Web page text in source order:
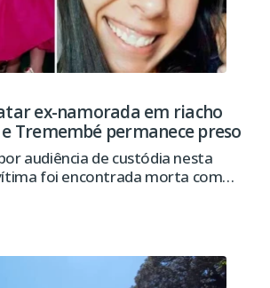
ex-namorada em riacho
Tremembé permanece preso
audiência de custódia nesta
foi encontrada morta com